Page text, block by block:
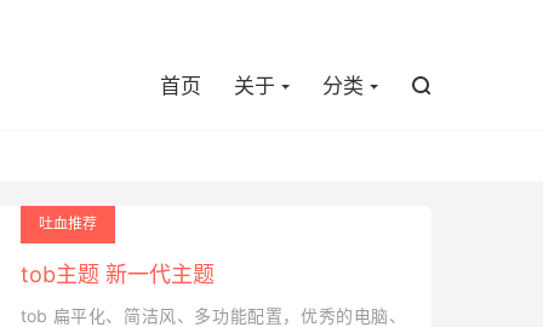
首页 关于 分类 
吐血推荐
tob主题 新一代主题
tob 扁平化、简洁风、多功能配置，优秀的电脑、